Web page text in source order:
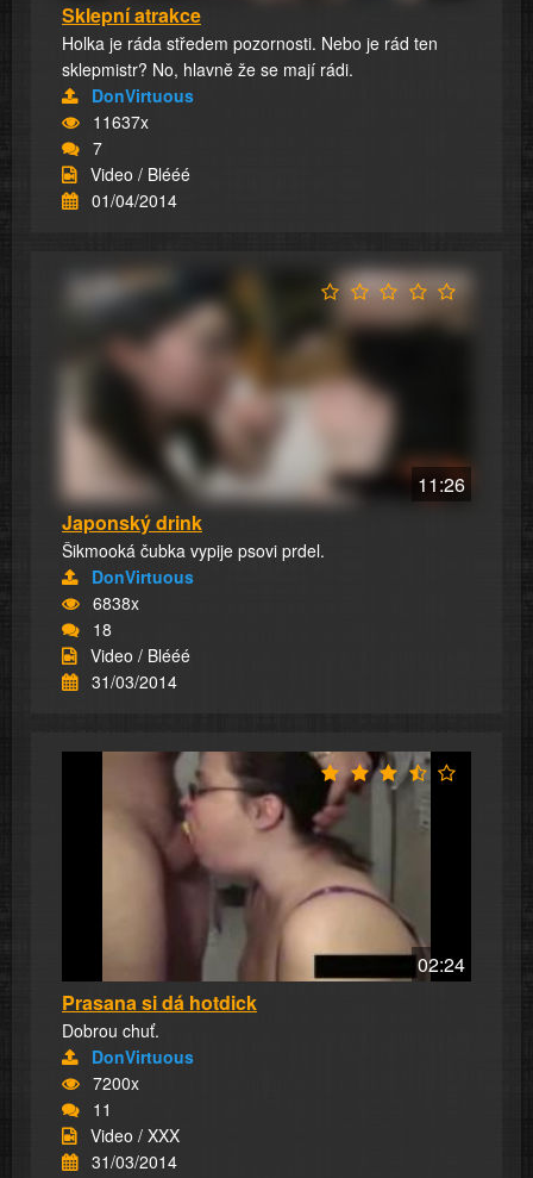
Sklepní atrakce
Holka je ráda středem pozornosti. Nebo je rád ten
sklepmistr? No, hlavně že se mají rádi.
DonVirtuous
11637x
7
Video / Blééé
01/04/2014
11:26
Japonský drink
Šikmooká čubka vypije psovi prdel.
DonVirtuous
6838x
18
Video / Blééé
31/03/2014
02:24
Prasana si dá hotdick
Dobrou chuť.
DonVirtuous
7200x
11
Video / XXX
31/03/2014